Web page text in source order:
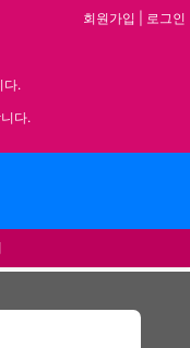
다.
다.
회원가입 로그인